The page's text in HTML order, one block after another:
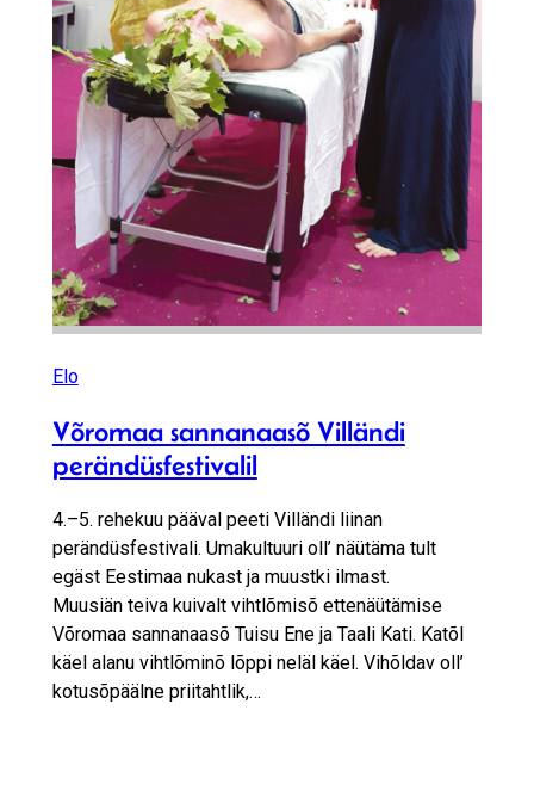
Elo
Võromaa sannanaasõ Villändi
perändüsfestivalil
4.–5. rehekuu pääval peeti Villändi liinan
perändüsfestivali. Umakultuuri oll’ näütäma tult
egäst Eestimaa nukast ja muustki ilmast.
Muusiän teiva kuivalt vihtlõmisõ ettenäütämise
Võromaa sannanaasõ Tuisu Ene ja Taali Kati. Katõl
käel alanu vihtlõminõ lõppi neläl käel. Vihõldav oll’
kotusõpäälne priitahtlik,…